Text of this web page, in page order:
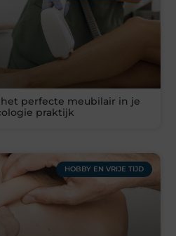
perfecte meubilair in je
praktijk
HOBBY EN VRIJE TIJD